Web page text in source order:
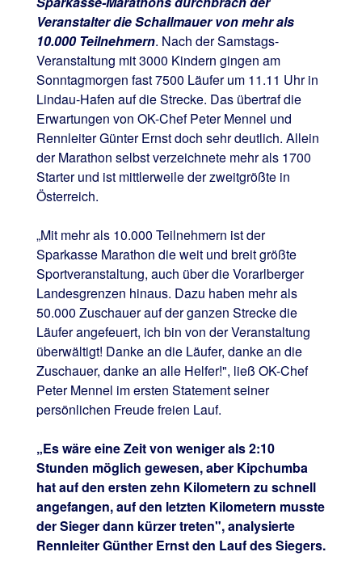
Veranstalter die Schallmauer von mehr als
10.000 Teilnehmern. Nach der Samstags-
Veranstaltung mit 3000 Kindern gingen am
Sonntagmorgen fast 7500 Läufer um 11.11 Uhr in
Lindau-Hafen auf die Strecke. Das übertraf die
Erwartungen von OK-Chef Peter Mennel und
Rennleiter Günter Ernst doch sehr deutlich. Allein
der Marathon selbst verzeichnete mehr als 1700
Starter und ist mittlerweile der zweitgrößte in
Österreich.
„Mit mehr als 10.000 Teilnehmern ist der
Sparkasse Marathon die weit und breit größte
Sportveranstaltung, auch über die Vorarlberger
Landesgrenzen hinaus. Dazu haben mehr als
50.000 Zuschauer auf der ganzen Strecke die
Läufer angefeuert, ich bin von der Veranstaltung
überwältigt! Danke an die Läufer, danke an die
Zuschauer, danke an alle Helfer!", ließ OK-Chef
Peter Mennel im ersten Statement seiner
persönlichen Freude freien Lauf.
„Es wäre eine Zeit von weniger als 2:10
Stunden möglich gewesen, aber Kipchumba
hat auf den ersten zehn Kilometern zu schnell
angefangen, auf den letzten Kilometern musste
der Sieger dann kürzer treten", analysierte
Rennleiter Günther Ernst den Lauf des Siegers.